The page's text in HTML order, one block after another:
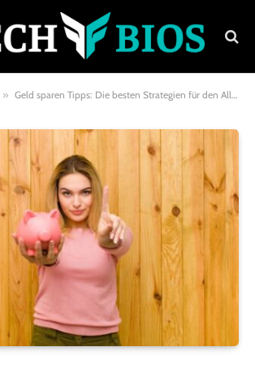
» Geld sparen Tipps: Die besten Strategien für den Alltag